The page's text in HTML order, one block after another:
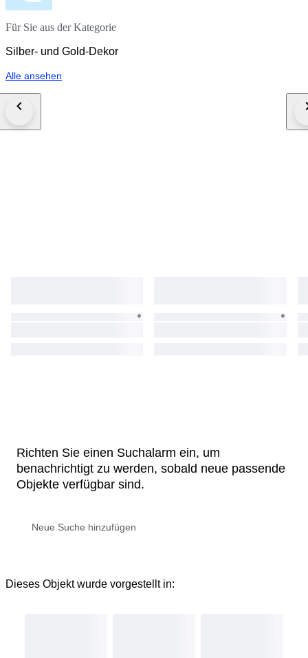
Für Sie aus der Kategorie
Silber- und Gold-Dekor
Alle ansehen
Richten Sie einen Suchalarm ein, um
benachrichtigt zu werden, sobald neue passende
Objekte verfügbar sind.
Dieses Objekt wurde vorgestellt in: